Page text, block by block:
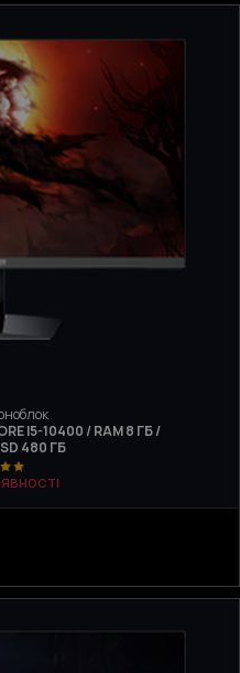
I5-10400 / RAM 8 ГБ /
480 ГБ